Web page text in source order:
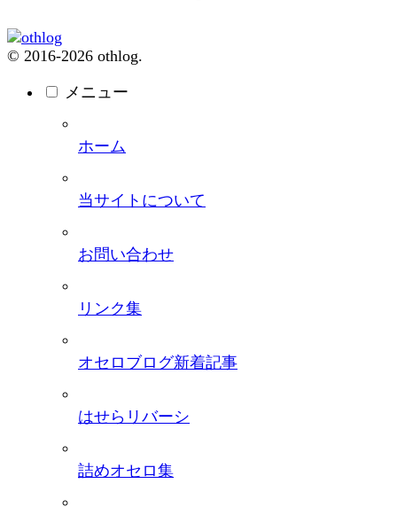
© 2016-2026 othlog.
メニュー
ホーム
当サイトについて
お問い合わせ
リンク集
オセロブログ新着記事
はせらリバーシ
詰めオセロ集